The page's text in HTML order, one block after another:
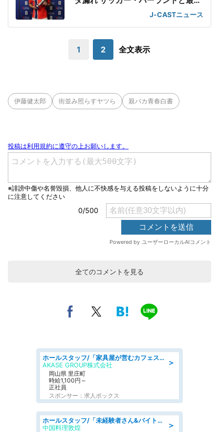
2ショットJ-CASTニュース
1 2 全文表示
伊藤健太郎 街並み照らすヤツら 親バカ青春白書
全てのコメントを見る
＞
ホールスタッフ/「家具屋が営むカフェスタッフ!」週2日～OK!嬉しいまかない付き/岡山県/浅口郡里庄町
AKASE GROUP株式会社
岡山県 里庄町
時給1,100円～
正社員
スポンサー：求人ボックス
＞
ホールスタッフ/「未経験者さん&バイトデビューも大歓迎」残業ほぼなし×1日3時間〜勤務OK!フォロー体制も充実/広島県/広島市南区
中国料理敦煌